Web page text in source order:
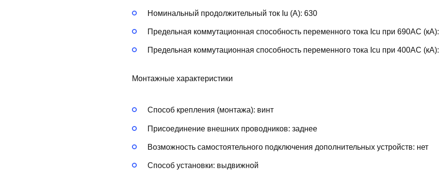
Номинальный продолжительный ток Iu (А): 630
Предельная коммутационная способность переменного тока Icu при 690AC (кА):
Предельная коммутационная способность переменного тока Icu при 400АС (кА):
Монтажные характеристики
Способ крепления (монтажа): винт
Присоединение внешних проводников: заднее
Возможность самостоятельного подключения дополнительных устройств: нет
Способ установки: выдвижной